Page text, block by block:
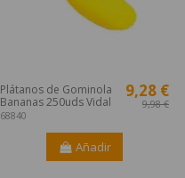
Plátanos de Gominola
Bananas 250uds Vidal
68840
9,28 €
9,98 €
Añadir